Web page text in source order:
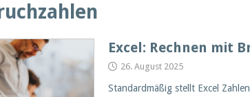
Excel: Rechnen mit
26. August 2025
Standardmäßig stellt Excel